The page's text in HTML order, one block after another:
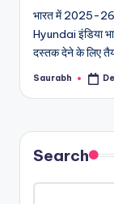
भारत में 2025-26
Hyundai इंडिया
दस्तक देने के लिए
Posted
Saurabh
Search